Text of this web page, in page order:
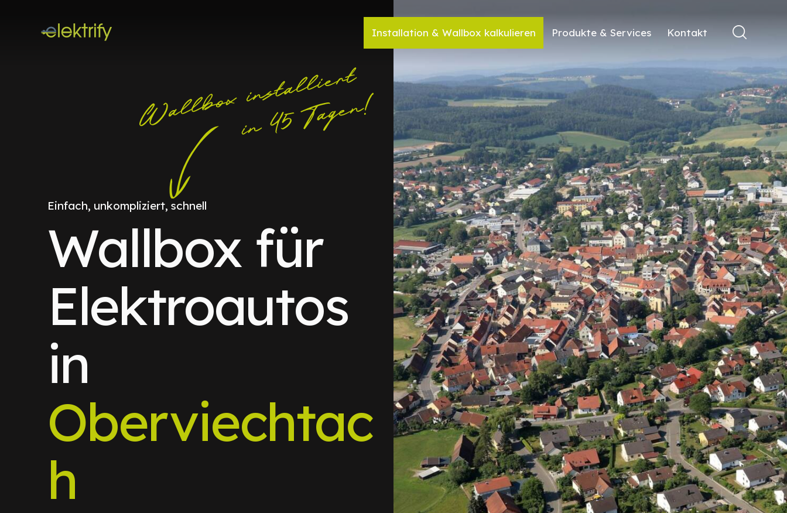
Installation & Wallbox kalkulieren Produkte & Services Kontakt
Einfach, unkompliziert, schnell
Wallbox für
Elektroautos
in
Oberviechtac
h